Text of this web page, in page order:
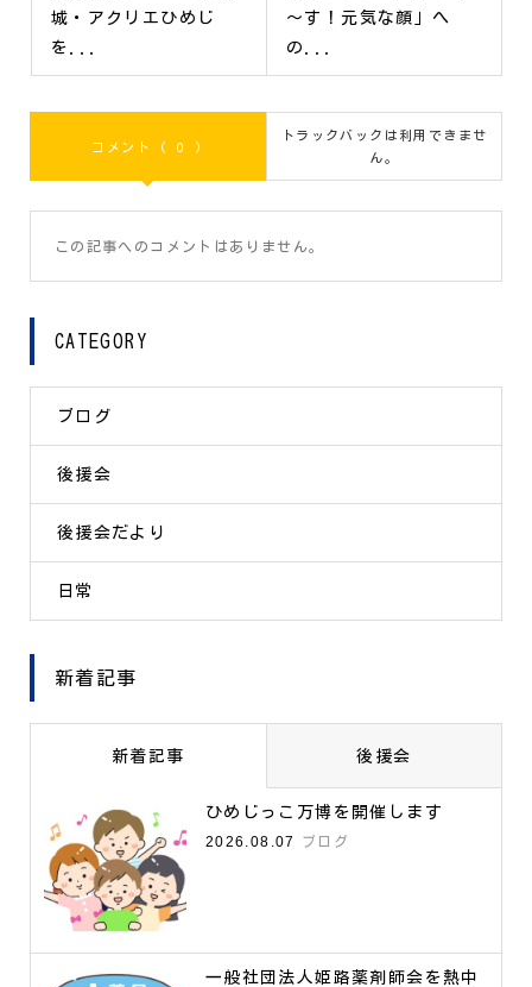
城・アクリエひめじ
を...
～す！元気な顔」へ
の...
コメント ( 0 )
トラックバックは利用できませ
ん。
この記事へのコメントはありません。
CATEGORY
ブログ
後援会
後援会だより
日常
新着記事
新着記事 後援会
ひめじっこ万博を開催します
2026.08.07
ブログ
一般社団法人姫路薬剤師会を熱中